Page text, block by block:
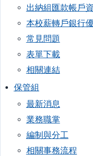
出納組匯款帳戶
本校薪轉戶銀行
常見問題
表單下載
相關連結
保管組
最新消息
業務職掌
編制與分工
相關事務流程